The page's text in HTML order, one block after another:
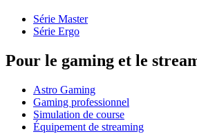
Série Master
Série Ergo
Pour le gaming et le
Astro Gaming
Gaming professionnel
Simulation de course
Équipement de streaming